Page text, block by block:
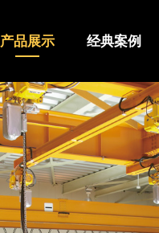
产品展示 经典案例